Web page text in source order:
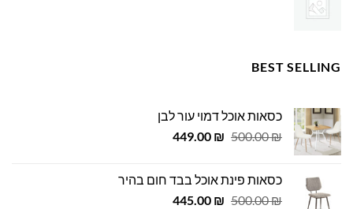
BEST SELLING
כסאות אוכל דמוי עור לבן
500.00₪
המחיר
500.00 ₪.
449.00 ₪
המחיר
449.00 ₪.
כסאות פינת אוכל בבד חום בהיר
500.00₪
המחיר
445.00 ₪
המחיר